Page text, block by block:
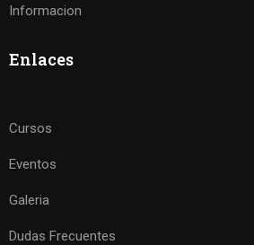
Informacion
Enlaces
Cursos
Eventos
Galeria
Dudas Frecuentes